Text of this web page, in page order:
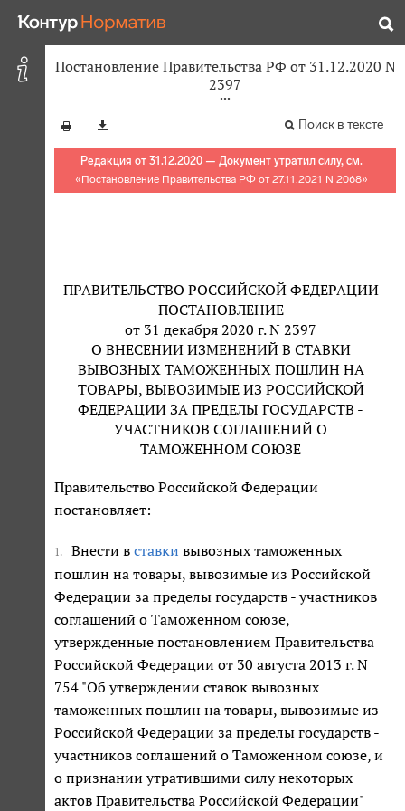
Постановление Правительства РФ от 31.12.2020 N
2397
Поиск в тексте
Редакция от 31.12.2020 — Документ утратил силу, см.
«Постановление Правительства РФ от 27.11.2021 N 2068»
ПРАВИТЕЛЬСТВО РОССИЙСКОЙ ФЕДЕРАЦИИ
ПОСТАНОВЛЕНИЕ
от 31 декабря 2020 г. N 2397
О ВНЕСЕНИИ ИЗМЕНЕНИЙ В СТАВКИ
ВЫВОЗНЫХ ТАМОЖЕННЫХ ПОШЛИН НА
ТОВАРЫ, ВЫВОЗИМЫЕ ИЗ РОССИЙСКОЙ
ФЕДЕРАЦИИ ЗА ПРЕДЕЛЫ ГОСУДАРСТВ -
УЧАСТНИКОВ СОГЛАШЕНИЙ О
ТАМОЖЕННОМ СОЮЗЕ
Правительство Российской Федерации
постановляет:
1. Внести в ставки вывозных таможенных
пошлин на товары, вывозимые из Российской
Федерации за пределы государств - участников
соглашений о Таможенном союзе,
утвержденные постановлением Правительства
Российской Федерации от 30 августа 2013 г. N
754 "Об утверждении ставок вывозных
таможенных пошлин на товары, вывозимые из
Российской Федерации за пределы государств -
участников соглашений о Таможенном союзе, и
о признании утратившими силу некоторых
актов Правительства Российской Федерации"